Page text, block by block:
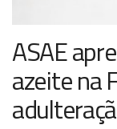
ASAE
azeite na